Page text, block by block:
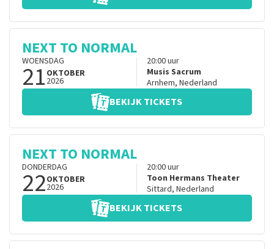
NEXT TO NORMAL
WOENSDAG
21 OKTOBER
2026
20:00uur
Musis Sacrum
Arnhem, Nederland
BEKIJK TICKETS
NEXT TO NORMAL
DONDERDAG
22OKTOBER
2026
20:00uur
Toon Hermans Theater
Sittard, Nederland
BEKIJK TICKETS